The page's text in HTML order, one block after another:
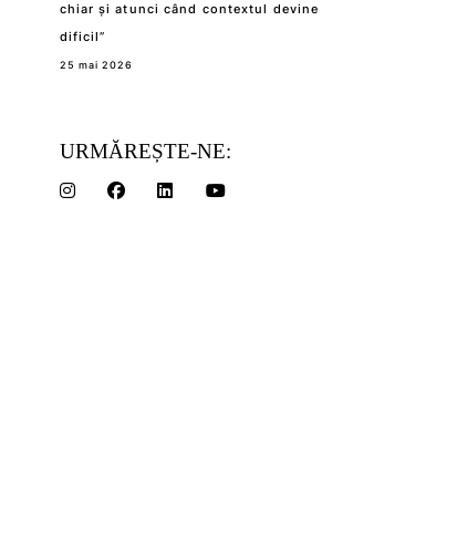
chiar și atunci când contextul devine
dificil”
25 mai 2026
URMĂREȘTE-NE: